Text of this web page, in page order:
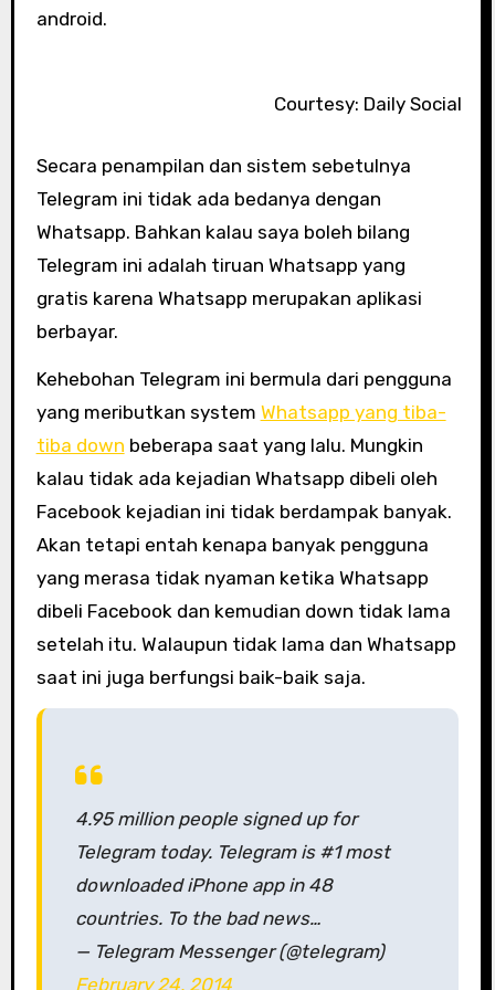
android.
Courtesy: Daily Social
Secara penampilan dan sistem sebetulnya
Telegram ini tidak ada bedanya dengan
Whatsapp. Bahkan kalau saya boleh bilang
Telegram ini adalah tiruan Whatsapp yang
gratis karena Whatsapp merupakan aplikasi
berbayar.
Kehebohan Telegram ini bermula dari pengguna
yang meributkan system Whatsapp yang tiba-
tiba down beberapa saat yang lalu. Mungkin
kalau tidak ada kejadian Whatsapp dibeli oleh
Facebook kejadian ini tidak berdampak banyak.
Akan tetapi entah kenapa banyak pengguna
yang merasa tidak nyaman ketika Whatsapp
dibeli Facebook dan kemudian down tidak lama
setelah itu. Walaupun tidak lama dan Whatsapp
saat ini juga berfungsi baik-baik saja.
4.95 million people signed up for
Telegram today. Telegram is #1 most
downloaded iPhone app in 48
countries. To the bad news…
— Telegram Messenger (@telegram)
February 24, 2014